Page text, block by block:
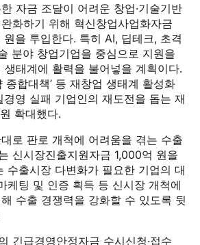
자금 조달이 어려운 창업·기술기반
화하기 위해 혁신창업사업화자금
을 투입한다. 특히 AI, 딥테크, 초격
분야 창업기업을 중심으로 지원을
생태계에 활력을 불어넣을 계획이다.
종합대책’ 등 재창업 생태계 활성화
영 실패 기업인의 재도전을 돕는 재
확대했다.
로 판로 개척에 어려움을 겪는 수출
신시장진출지원자금 1,000억 원을
수출시장 다변화가 필요한 기업의 대
케팅 및 인증 획득 등 신시장 개척에
수출 경쟁력을 강화할 수 있도록 뒷
긴급경영안정자금 수시신청·접수